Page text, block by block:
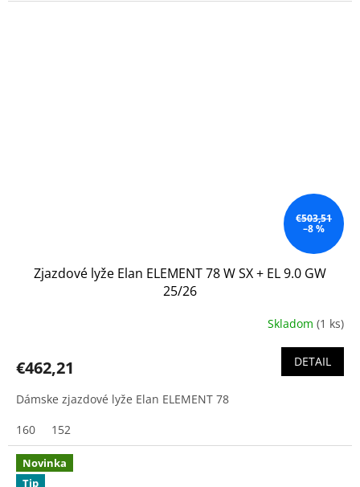
€503,51
–8 %
Zjazdové lyže Elan ELEMENT 78 W SX + EL 9.0 GW
25/26
Skladom (1 ks)
€462,21 DETAIL
Dámske zjazdové lyže Elan ELEMENT 78
160
152
Novinka
Tip